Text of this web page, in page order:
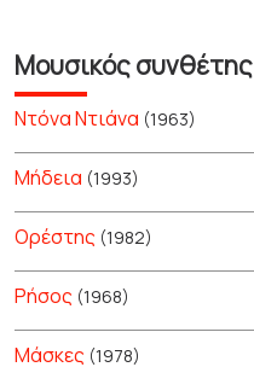
Μουσικός συνθέτης
Ντόνα Ντιάνα (1963)
Μήδεια (1993)
Ορέστης (1982)
Ρήσος (1968)
Μάσκες (1978)